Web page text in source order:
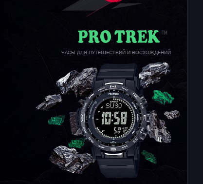
ЧАСЫ ДЛЯ ПУТЕШЕСТВИЙ И ВОСХОЖДЕНИЙ